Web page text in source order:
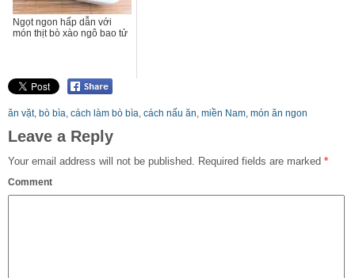
Ngọt ngon hấp dẫn với
món thịt bò xào ngô bao tử
ăn vặt, bò bìa, cách làm bò bìa, cách nấu ăn, miền Nam, món ăn ngon
Leave a Reply
Your email address will not be published. Required fields are marked *
Comment